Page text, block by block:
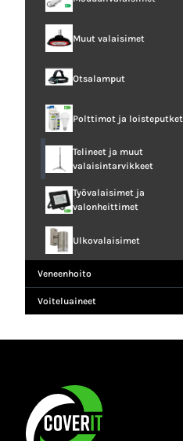
Muut valaisimet
Otsalamput
Polttimot ja loisteputket
Telineet ja muut
valaisintarvikkeet
Työvalaisimet ja
valonheittimet
Ulkovalaisimet
Veneenhoito
Voiteluaineet